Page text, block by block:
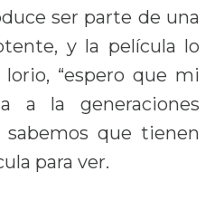
ser parte de una
y la película lo
“espero que mi
a la generaciones
sabemos que tienen
para ver.